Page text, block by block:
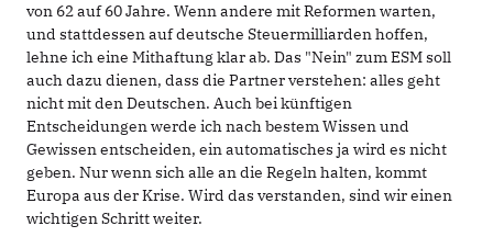
von 62 auf 60 Jahre. Wenn andere mit Reformen warten,
und stattdessen auf deutsche Steuermilliarden hoffen,
lehne ich eine Mithaftung klar ab. Das "Nein" zum ESM soll
auch dazu dienen, dass die Partner verstehen: alles geht
nicht mit den Deutschen. Auch bei künftigen
Entscheidungen werde ich nach bestem Wissen und
Gewissen entscheiden, ein automatisches ja wird es nicht
geben. Nur wenn sich alle an die Regeln halten, kommt
Europa aus der Krise. Wird das verstanden, sind wir einen
wichtigen Schritt weiter.